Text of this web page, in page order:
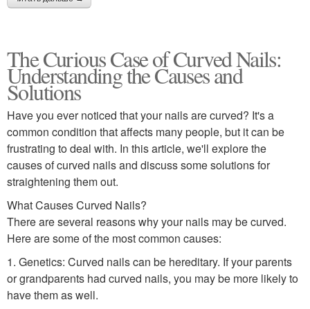
The Curious Case of Curved Nails:
Understanding the Causes and
Solutions
Have you ever noticed that your nails are curved? It's a
common condition that affects many people, but it can be
frustrating to deal with. In this article, we'll explore the
causes of curved nails and discuss some solutions for
straightening them out.
What Causes Curved Nails?
There are several reasons why your nails may be curved.
Here are some of the most common causes:
1. Genetics: Curved nails can be hereditary. If your parents
or grandparents had curved nails, you may be more likely to
have them as well.